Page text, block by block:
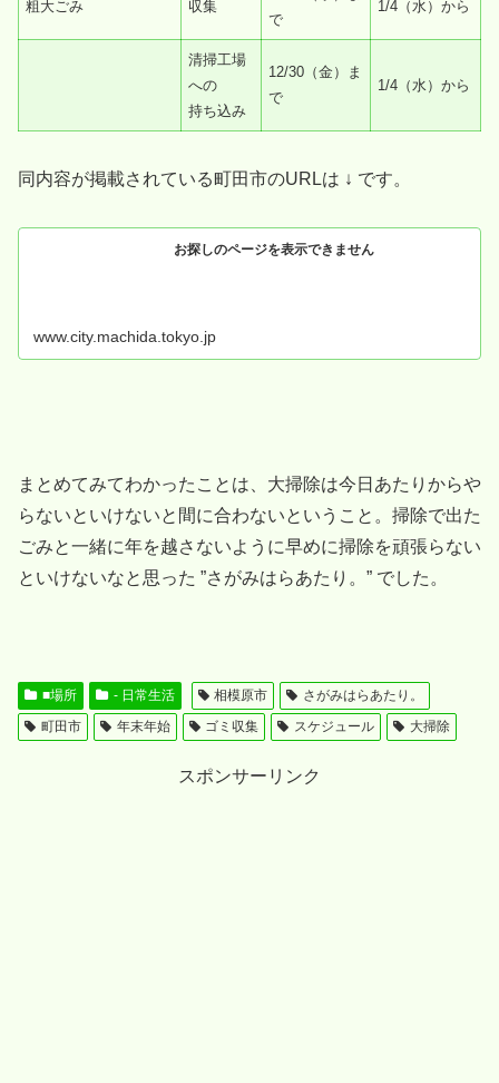
粗大ごみ 収集
で
1/4（水）から
清掃工場
への
持ち込み
12/30（金）ま
で
1/4（水）から
同内容が掲載されている町田市のURLは ↓ です。
お探しのページを表示できません
www.city.machida.tokyo.jp
まとめてみてわかったことは、大掃除は今日あたりからや
らないといけないと間に合わないということ。掃除で出た
ごみと一緒に年を越さないように早めに掃除を頑張らない
といけないなと思った ”さがみはらあたり。” でした。
■場所 - 日常生活 相模原市
さがみはらあたり。
町田市
年末年始 ゴミ収集 スケジュール 大掃除
スポンサーリンク